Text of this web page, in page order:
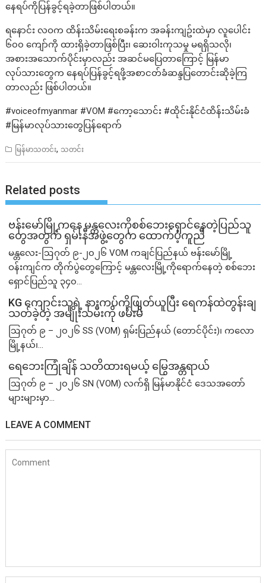
နေရပ်ကိုပြန်ခွင့်ရခဲ့တာဖြစ်ပါတယ်။
ရနောင်း လဝက ထိန်းသိမ်းရေးစခန်းက အခန်းကျဥ်းထဲမှာ လူပေါင်း
၆၀၀ ကျော်ကို ထားရှိခဲ့တာဖြစ်ပြီး၊ ဆေးဝါးကုသမှု မရရှိသလို၊
အစားအသောက်ပိုင်းမှာလည်း အဆင်မပြေတာကြောင့် မြန်မာ
လုပ်သားတွေက နေရပ်ပြန်ခွင့်ရဖို့အစာငတ်ခံဆန္ဒပြတောင်းဆိုခဲ့ကြ
တာလည်း ဖြစ်ပါတယ်။
#voiceofmyanmar #VOM #ကော့သောင်း #ထိုင်းနိုင်ငံထိန်းသိမ်းခံ
#မြန်မာလုပ်သားတွေပြန်ရောက်
မြန်မာသတင်း, သတင်း
Related posts
ဗန်းမော်မြို့ကနေ မန္တလေးကိုစစ်ဘေးရှောင်နေတဲ့ပြည်သူ
တွေအတွက် ရှမ်းနီအဖွဲ့တွေက ထောက်ပံ့ကူညီ
မန္တလေး-ဩဂုတ် ၉-၂၀၂၆ VOM ကချင်ပြည်နယ် ဗန်းမော်မြို့
ဝန်းကျင်က တိုက်ပွဲတွေကြောင့် မန္တလေးမြို့ကိုရောက်နေတဲ့ စစ်ဘေး
ရှောင်ပြည်သူ ၃၄၀...
KG ကျောင်းသူရဲ့ နားကပ်ကိုဖြုတ်ယူပြီး ရေကန်ထဲတွန်းချ
သတ်ခဲ့တဲ့ အမျိုးသမီးကို ဖမ်းမိ
ဩဂုတ် ၉ – ၂၀၂၆ SS (VOM) ရှမ်းပြည်နယ် (တောင်ပိုင်း)၊ ကလော
မြို့နယ်၊...
ရေဘေးကြုံချိန် သတိထားရမယ့် မြွေအန္တရာယ်
ဩဂုတ် ၉ – ၂၀၂၆ SN (VOM) လက်ရှိ မြန်မာနိုင်ငံ ဒေသအတော်
များများမှာ...
LEAVE A COMMENT